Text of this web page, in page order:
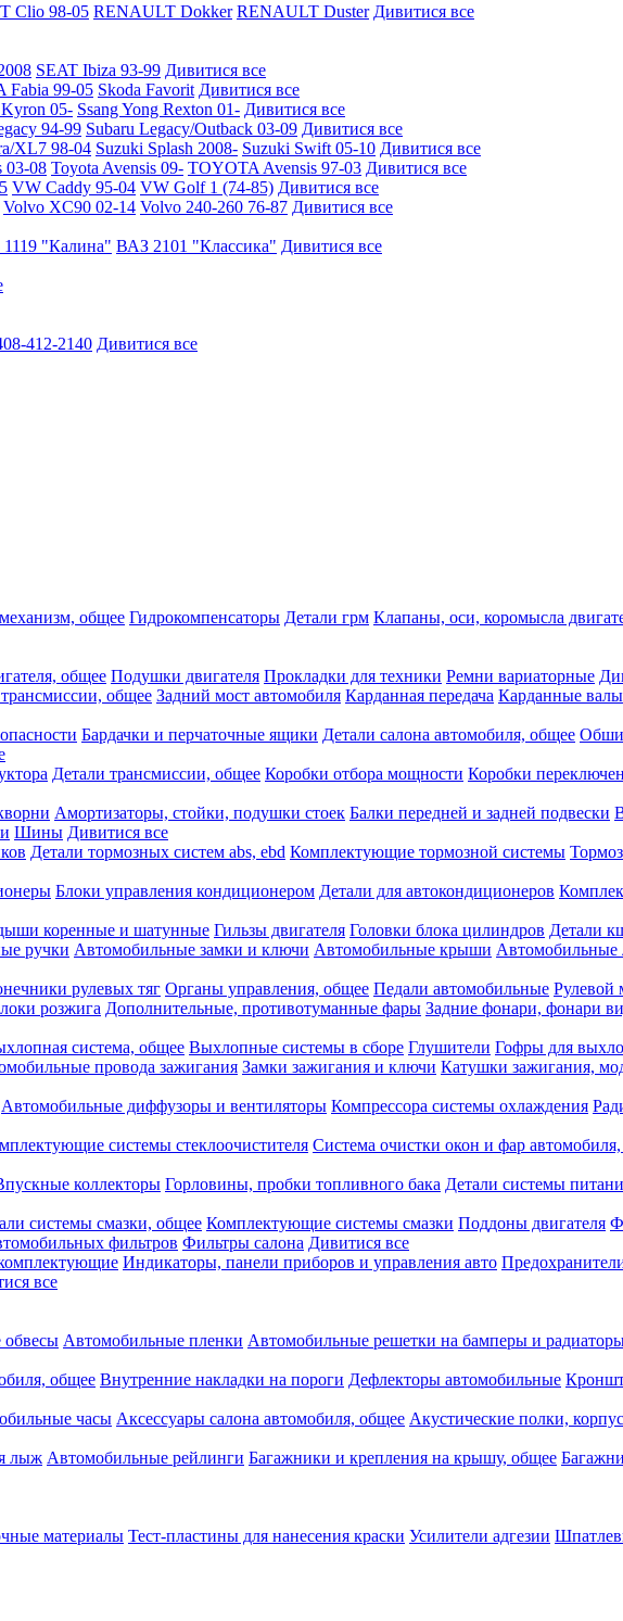
Clio 98-05 RENAULT Dokker RENAULT Duster Дивитися все
SEAT Ibiza 93-99 Дивитися все
Fabia 99-05 Skoda Favorit Дивитися все
Kyron 05- Ssang Yong Rexton 01- Дивитися все
94-99 Subaru Legacy/Outback 03-09 Дивитися все
XL7 98-04 Suzuki Splash 2008- Suzuki Swift 05-10 Дивитися все
03-08 Toyota Avensis 09- TOYOTA Avensis 97-03 Дивитися все
VW Caddy 95-04 VW Golf 1 (74-85) Дивитися все
Volvo XC90 02-14 Volvo 240-260 76-87 Дивитися все
"Калина" ВАЗ 2101 "Классика" Дивитися все
412-2140 Дивитися все
общее Гидрокомпенсаторы Детали грм Клапаны, оси, коромысла
общее Подушки двигателя Прокладки для техники Ремни вариаторные
общее Задний мост автомобиля Карданная передача Карданные валы
Бардачки и перчаточные ящики Детали салона автомобиля, общее
Детали трансмиссии, общее Коробки отбора мощности Коробки
Амортизаторы, стойки, подушки стоек Балки передней и задней подвески
Шины Дивитися все
Детали тормозных систем abs, ebd Комплектующие тормозной системы
Блоки управления кондиционером Детали для автокондиционеров
коренные и шатунные Гильзы двигателя Головки блока цилиндров Детали
ручки Автомобильные замки и ключи Автомобильные крыши Автомобильные
рулевых тяг Органы управления, общее Педали автомобильные Рулевой
розжига Дополнительные, противотуманные фары Задние фонари, фонари
система, общее Выхлопные системы в сборе Глушители Гофры для
провода зажигания Замки зажигания и ключи Катушки зажигания,
Автомобильные диффузоры и вентиляторы Компрессора системы охлаждения
системы стеклоочистителя Система очистки окон и фар
коллекторы Горловины, пробки топливного бака Детали системы
системы смазки, общее Комплектующие системы смазки Поддоны двигателя
фильтров Фильтры салона Дивитися все
Индикаторы, панели приборов и управления авто
все
обвесы Автомобильные пленки Автомобильные решетки на бамперы и
общее Внутренние накладки на пороги Дефлекторы автомобильные
часы Аксессуары салона автомобиля, общее Акустические полки,
лыж Автомобильные рейлинги Багажники и крепления на крышу, общее
материалы Тест-пластины для нанесения краски Усилители адгезии